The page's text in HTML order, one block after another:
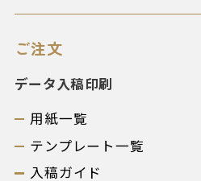
ご注文
データ入稿印刷
用紙一覧
テンプレート一覧
入稿ガイド